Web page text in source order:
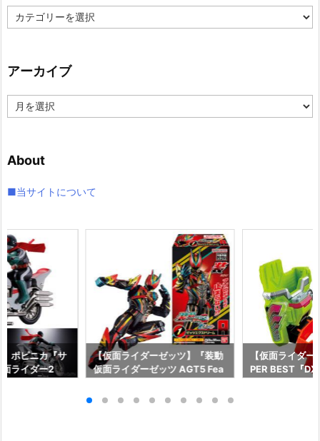
テ
ー
アーカイブ
ー
ブ
About
■当サイトについて
ポピニカ『サ
ライダー2
【仮面ライダーゼッツ】『装動
仮面ライダーゼッツ AGT5 Fea
ド』食玩フィギュア予約【バン
【仮面ライダ
PER BEST『